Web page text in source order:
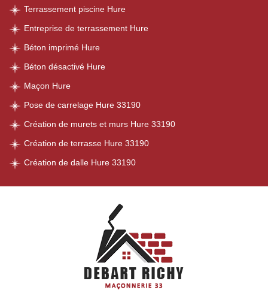
Terrassement piscine Hure
Entreprise de terrassement Hure
Béton imprimé Hure
Béton désactivé Hure
Maçon Hure
Pose de carrelage Hure 33190
Création de murets et murs Hure 33190
Création de terrasse Hure 33190
Création de dalle Hure 33190